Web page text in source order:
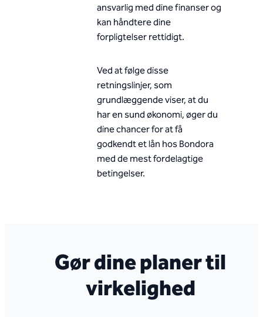
ansvarlig med dine finanser og
kan håndtere dine
forpligtelser rettidigt.
Ved at følge disse
retningslinjer, som
grundlæggende viser, at du
har en sund økonomi, øger du
dine chancer for at få
godkendt et lån hos Bondora
med de mest fordelagtige
betingelser.
Gør dine planer til
virkelighed